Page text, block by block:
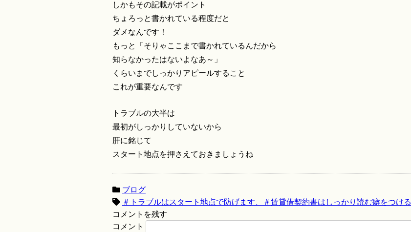
しかもその記載がポイント
ちょろっと書かれている程度だと
ダメなんです！
もっと「そりゃここまで書かれているんだから
知らなかったはないよなあ～」
くらいまでしっかりアピールすること
これが重要なんです
トラブルの大半は
最初がしっかりしていないから
肝に銘じて
スタート地点を押さえておきましょうね
ブログ
＃トラブルはスタート地点で防げます、＃賃貸借契約書はしっかり読む癖をつける
コメントを残す
コメント